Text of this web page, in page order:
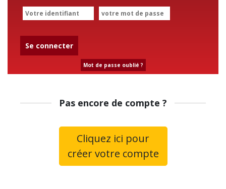
Se connecter
Mot de passe oublié ?
Pas encore de compte ?
Cliquez ici pour
créer votre compte